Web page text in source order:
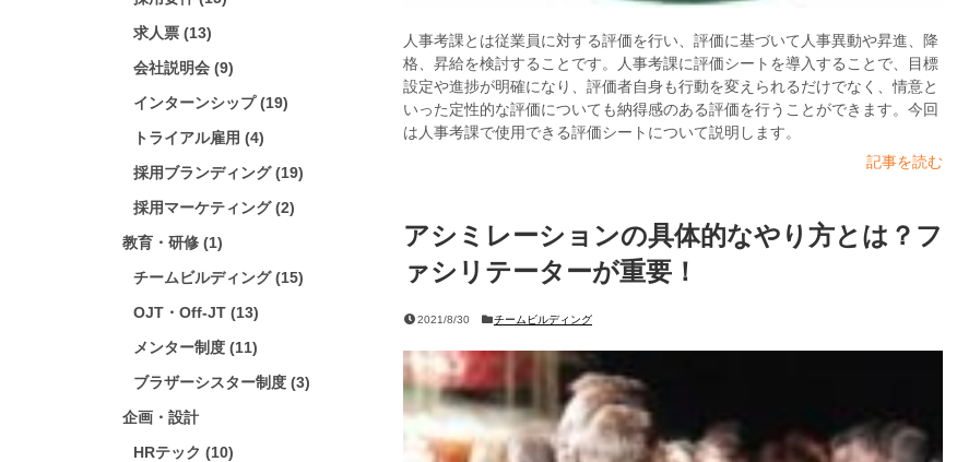
求人票 (13)
会社説明会 (9)
インターンシップ (19)
トライアル雇用 (4)
採用ブランディング (19)
採用マーケティング (2)
教育・研修 (1)
チームビルディング (15)
OJT・Off-JT (13)
メンター制度 (11)
ブラザーシスター制度 (3)
企画・設計
HRテック (10)
人事考課とは従業員に対する評価を行い、評価に基づいて人事異動や昇進、降
格、昇給を検討することです。人事考課に評価シートを導入することで、目標
設定や進捗が明確になり、評価者自身も行動を変えられるだけでなく、情意と
いった定性的な評価についても納得感のある評価を行うことができます。今回
は人事考課で使用できる評価シートについて説明します。
記事を読む
アシミレーションの具体的なやり方とは？フ
ァシリテーターが重要！
2021/8/30 チームビルディング